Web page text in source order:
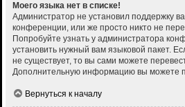
Моего языка нет в списке!
Администратор не установил поддержку
конференции, или же просто никто не
Попробуйте узнать у администратора
установить нужный вам языковой пакет.
не существует, то вы сами можете
Дополнительную информацию вы можете
Вернуться к началу